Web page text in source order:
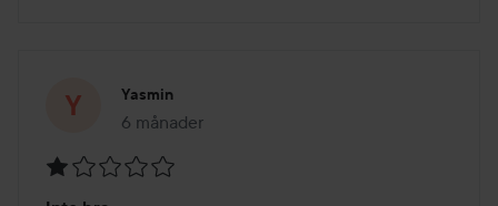
Yasmin
6 månader
Inlägget skapades 6 månader